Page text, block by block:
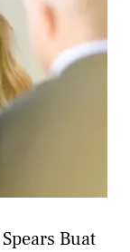
Buat